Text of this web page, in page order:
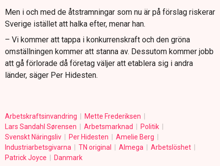
Men i och med de åtstramningar som nu är på förslag riskerar
Sverige istället att halka efter, menar han.
– Vi kommer att tappa i konkurrenskraft och den gröna
omställningen kommer att stanna av. Dessutom kommer jobb
att gå förlorade då företag väljer att etablera sig i andra
länder, säger Per Hidesten.
Arbetskraftsinvandring
Mette Frederiksen
Lars Sandahl Sørensen
Arbetsmarknad
Politik
Svenskt Näringsliv
Per Hidesten
Amelie Berg
Industriarbetsgivarna
TN original Almega
Arbetslöshet
Patrick Joyce
Danmark